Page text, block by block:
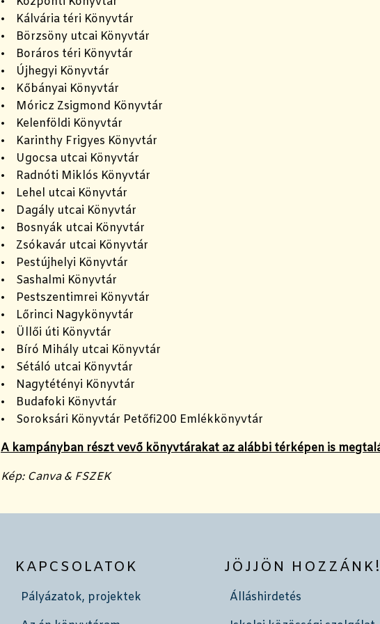
• Kálvária téri Könyvtár
• Börzsöny utcai Könyvtár
• Boráros téri Könyvtár
• Újhegyi Könyvtár
• Kőbányai Könyvtár
• Móricz Zsigmond Könyvtár
• Kelenföldi Könyvtár
• Karinthy Frigyes Könyvtár
• Ugocsa utcai Könyvtár
• Radnóti Miklós Könyvtár
• Lehel utcai Könyvtár
• Dagály utcai Könyvtár
• Bosnyák utcai Könyvtár
• Zsókavár utcai Könyvtár
• Pestújhelyi Könyvtár
• Sashalmi Könyvtár
• Pestszentimrei Könyvtár
• Lőrinci Nagykönyvtár
• Üllői úti Könyvtár
• Bíró Mihály utcai Könyvtár
• Sétáló utcai Könyvtár
• Nagytétényi Könyvtár
• Budafoki Könyvtár
• Soroksári Könyvtár Petőfi200 Emlékkönyvtár
A kampányban részt vevő könyvtárakat az alábbi térképen is
Kép: Canva & FSZEK
KAPCSOLATOK
Pályázatok, projektek
JÖJJÖN HOZZÁNK!
Álláshirdetés